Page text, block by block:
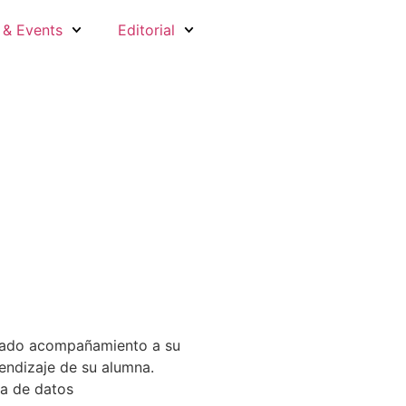
Events Editorial
acompañamiento a su
de su alumna.
de datos